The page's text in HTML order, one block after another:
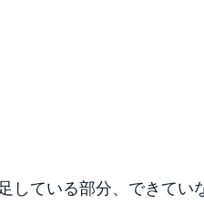
している部分、できて